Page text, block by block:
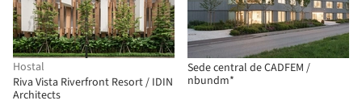
Hostal
Riva Vista Riverfront Resort / IDIN
Architects
Sede central de CADFEM /
nbundm*